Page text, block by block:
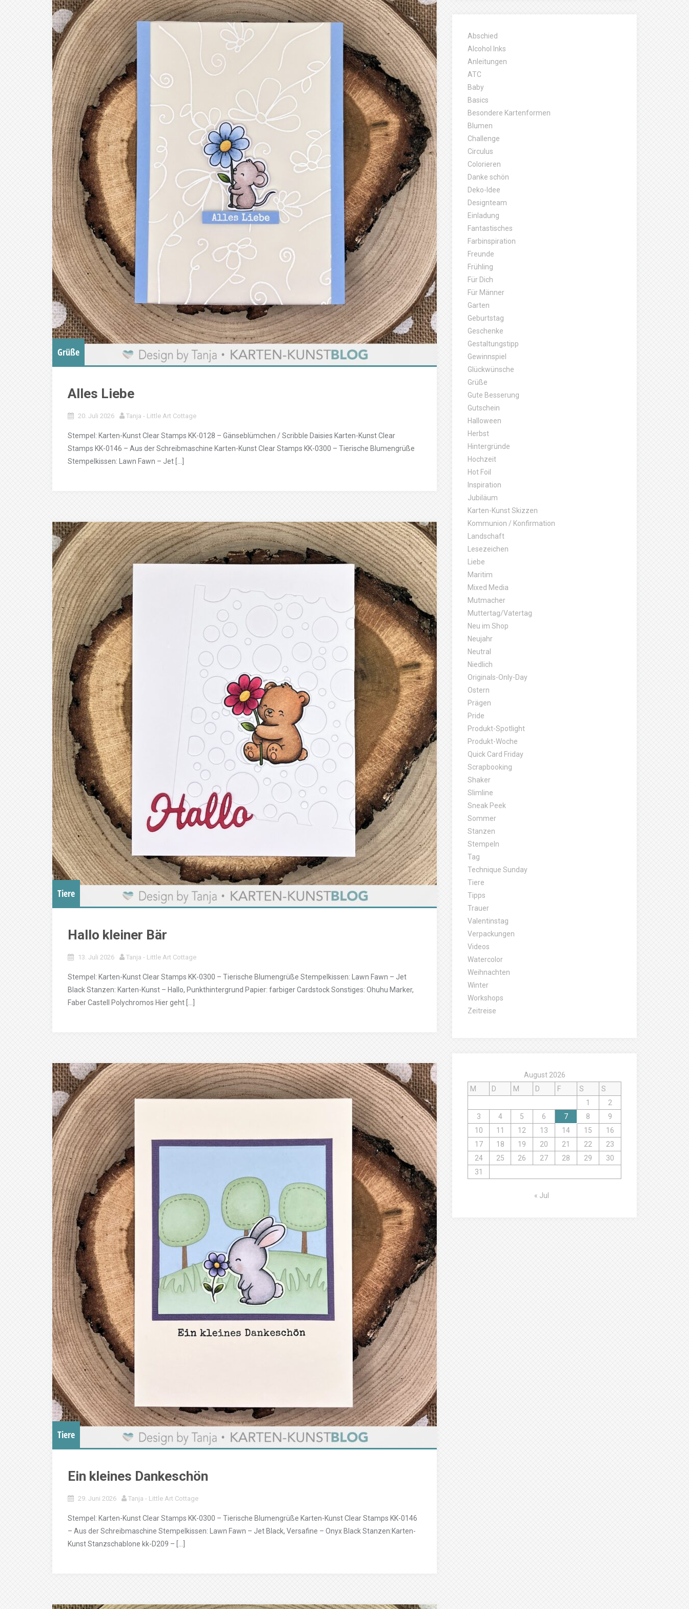
Grüße
Alles Liebe
20. Juli 2026 Tanja - Little Art Cottage
Stempel: Karten-Kunst Clear Stamps KK-0128 – Gänseblümchen / Scribble Daisies Karten-Kunst Clear
Stamps KK-0146 – Aus der Schreibmaschine Karten-Kunst Clear Stamps KK-0300 – Tierische Blumengrüße
Stempelkissen: Lawn Fawn – Jet […]
Tiere
Hallo kleiner Bär
13. Juli 2026 Tanja - Little Art Cottage
Stempel: Karten-Kunst Clear Stamps KK-0300 – Tierische Blumengrüße Stempelkissen: Lawn Fawn – Jet
Black Stanzen: Karten-Kunst – Hallo, Punkthintergrund Papier: farbiger Cardstock Sonstiges: Ohuhu Marker,
Faber Castell Polychromos Hier geht […]
Tiere
Ein kleines Dankeschön
29. Juni 2026 Tanja - Little Art Cottage
Stempel: Karten-Kunst Clear Stamps KK-0300 – Tierische Blumengrüße Karten-Kunst Clear Stamps KK-0146
– Aus der Schreibmaschine Stempelkissen: Lawn Fawn – Jet Black, Versafine – Onyx Black Stanzen:Karten-
Kunst Stanzschablone kk-D209 – […]
Abschied
Alcohol Inks
Anleitungen
ATC
Baby
Basics
Besondere Kartenformen
Blumen
Challenge
Circulus
Colorieren
Danke schön
Deko-Idee
Designteam
Einladung
Fantastisches
Farbinspiration
Freunde
Frühling
Für Dich
Für Männer
Garten
Geburtstag
Geschenke
Gestaltungstipp
Gewinnspiel
Glückwünsche
Grüße
Gute Besserung
Gutschein
Halloween
Herbst
Hintergründe
Hochzeit
Hot Foil
Inspiration
Jubiläum
Karten-Kunst Skizzen
Kommunion / Konfirmation
Landschaft
Lesezeichen
Liebe
Maritim
Mixed Media
Mutmacher
Muttertag/Vatertag
Neu im Shop
Neujahr
Neutral
Niedlich
Originals-Only-Day
Ostern
Prägen
Pride
Produkt-Spotlight
Produkt-Woche
Quick Card Friday
Scrapbooking
Shaker
Slimline
Sneak Peek
Sommer
Stanzen
Stempeln
Tag
Technique Sunday
Tiere
Tipps
Trauer
Valentinstag
Verpackungen
Videos
Watercolor
Weihnachten
Winter
Workshops
Zeitreise
August 2026
M
D M D F S
S
1
2
3
4 5 6 7 8
9
10
11 12 13 14 15
16
17
18 19 20 21 22
23
24
25 26 27 28 29
30
31
« Jul